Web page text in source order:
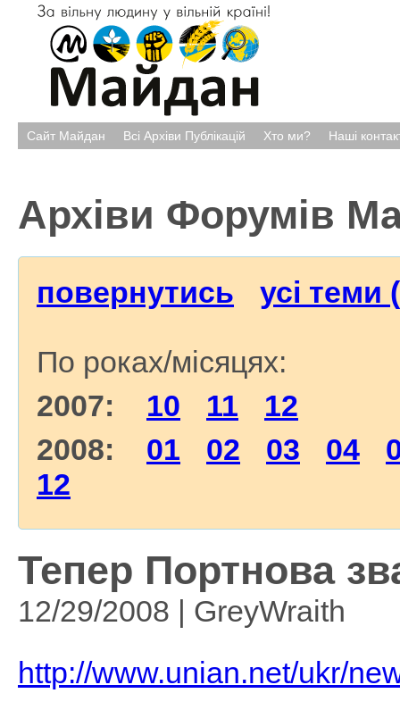
Сайт Майдан Всі Архіви Публікацій Хто ми? Наші
Архіви Форумів
повернутись усі теми
По роках/місяцях:
2007: 10 11
12
2008: 01 02 03 04
12
Тепер Портнова
12/29/2008 | GreyWraith
http://www.unian.net/ukr/